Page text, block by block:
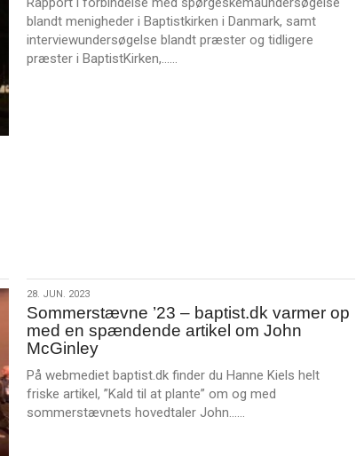
blandt menigheder i Baptistkirken i Danmark, samt
interviewundersøgelse blandt præster og tidligere
præster i BaptistKirken,……
28.
jun.
2023
28. JUN. 2023
Sommerstævne ’23 – baptist.dk varmer op
med en spændende artikel om John
McGinley
På webmediet baptist.dk finder du Hanne Kiels helt
friske artikel, ”Kald til at plante” om og med
sommerstævnets hovedtaler John……